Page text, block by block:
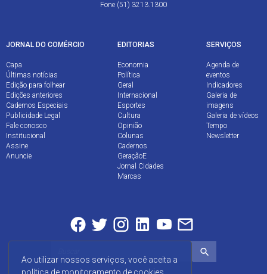
Ao utilizar nossos serviços, você aceita a
Fone (51) 3213.1300
JORNAL DO COMÉRCIO
Capa
Últimas notícias
Edição para folhear
Edições anteriores
Cadernos Especiais
Publicidade Legal
Fale conosco
Institucional
Assine
Anuncie
EDITORIAS
Economia
Política
Geral
Internacional
Esportes
Cultura
Opinião
Colunas
Cadernos
GeraçãoE
Jornal Cidades
Marcas
SERVIÇOS
Agenda de
eventos
Indicadores
Galeria de
imagens
Galeria de vídeos
Tempo
Newsletter